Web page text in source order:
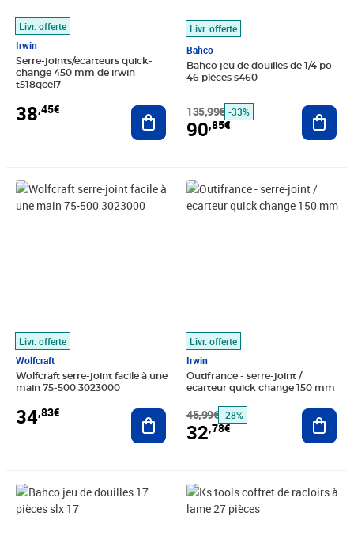
Livr. offerte
Irwin
Serre-joints/ecarteurs quick-
change 450 mm de irwin
t518qcel7
38,45€ Ajouter au panier
Livr. offerte
Bahco
Bahco jeu de douilles de 1/4 po
46 pièces s460
135,99€ -33%
90,85€
Livr. offerte
Wolfcraft
Wolfcraft serre-joint facile à une
main 75-500 3023000
34,83€
Prix 34,83€
Ajouter au panier
Livr. offerte
Irwin
Outifrance - serre-joint /
ecarteur quick change 150 mm
45,99€
Prix barré 45,99€
-28%
32,78€
Prix 32,78€
Prix 344,94€ Prix 61,73€